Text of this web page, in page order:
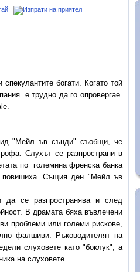
богати. Когато той
е трудно да го опровергае.
"Мейл ъв сънди" съобщи, че
Слухът се разпространи в
по големина френска банка
повишиха. Същия ден "Мейл ъв
се разпространява и след
В драмата бяха въвлечени
проблеми или големи рискове,
фалшиви. Ръководителят на
слуховете като "боклук", а
на слуховете.